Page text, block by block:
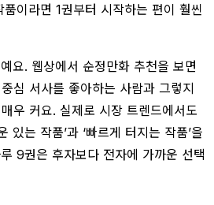
이라면 1권부터 시작하는 편이 훨씬
예요. 웹상에서 순정만화 추천을 보면
심 서사를 좋아하는 사람과 그렇지
우 커요. 실제로 시장 트렌드에서도
있는 작품’과 ‘빠르게 터지는 작품’을
9권은 후자보다 전자에 가까운 선택